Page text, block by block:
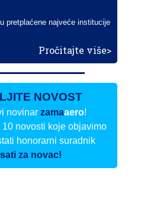
pretplaćene najveće institucije
Pročitajte više>
NOVOST
novinar zamaaero!
novosti koje objavimo
honorarni suradnik
za novac!